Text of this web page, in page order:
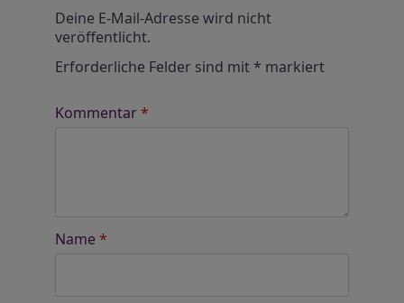
Deine E-Mail-Adresse wird nicht
veröffentlicht.
Erforderliche Felder sind mit* markiert
Kommentar*
Name *